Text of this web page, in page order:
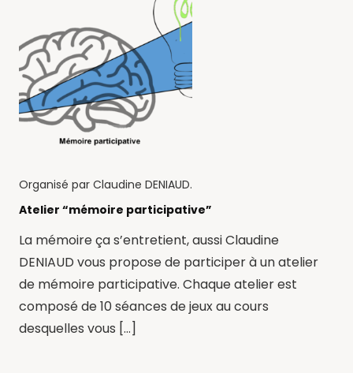
Organisé par Claudine DENIAUD.
Atelier “mémoire participative”
La mémoire ça s’entretient, aussi Claudine
DENIAUD vous propose de participer à un atelier
de mémoire participative. Chaque atelier est
composé de 10 séances de jeux au cours
desquelles vous […]